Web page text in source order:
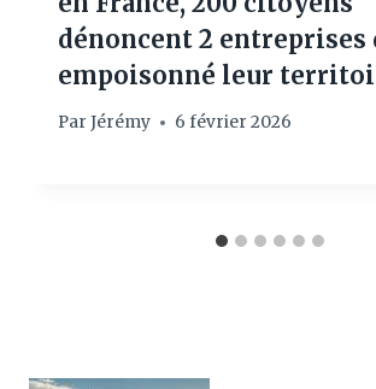
dénoncent 2 entreprises
empoisonné leur
Par Jérémy 6 février 2026